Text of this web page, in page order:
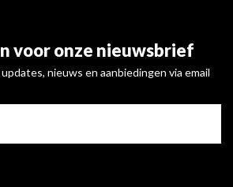
voor onze nieuwsbrief
nieuws en aanbiedingen via email